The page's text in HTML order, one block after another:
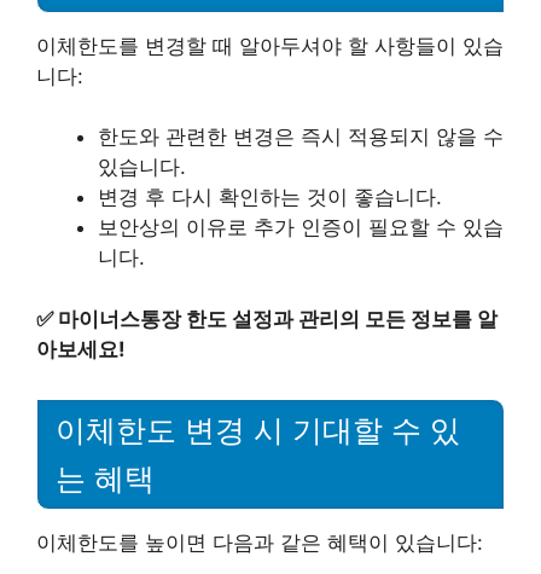
이체한도를 변경할 때 알아두셔야 할 사항들이 있습
니다:
한도와 관련한 변경은 즉시 적용되지 않을 수
있습니다.
변경 후 다시 확인하는 것이 좋습니다.
보안상의 이유로 추가 인증이 필요할 수 있습
니다.
✅ 마이너스통장 한도 설정과 관리의 모든 정보를 알
아보세요!
이체한도 변경 시 기대할 수 있
는 혜택
이체한도를 높이면 다음과 같은 혜택이 있습니다: